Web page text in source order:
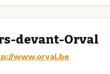
devant-Orval
www.orval.be